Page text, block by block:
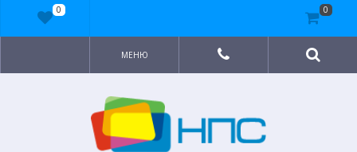
МЕНЮ
0 0